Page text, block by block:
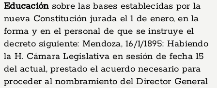
Educaciónsobre las bases establecidas por la
nueva Constitución jurada el 1 de enero, en la
forma y en el personal de que se instruye el
decreto siguiente: Mendoza, 16/1/1895: Habiendo
la H. Cámara Legislativa en sesión de fecha 15
del actual, prestado el acuerdo necesario para
proceder al nombramiento del Director General